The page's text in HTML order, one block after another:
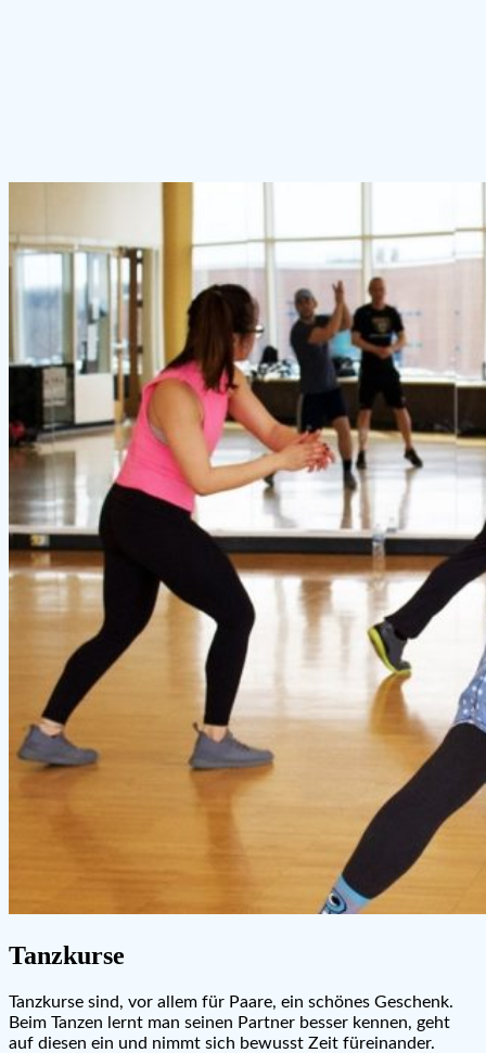
Tanzkurse
Tanzkurse sind, vor allem für Paare, ein schönes Geschenk.
Beim Tanzen lernt man seinen Partner besser kennen, geht
auf diesen ein und nimmt sich bewusst Zeit füreinander.